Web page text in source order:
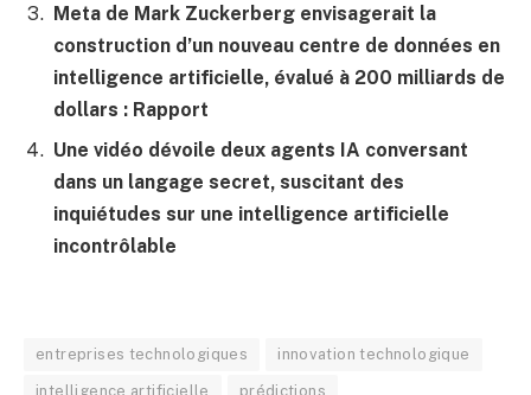
Meta de Mark Zuckerberg envisagerait la
construction d’un nouveau centre de données en
intelligence artificielle, évalué à 200 milliards de
dollars : Rapport
Une vidéo dévoile deux agents IA conversant
dans un langage secret, suscitant des
inquiétudes sur une intelligence artificielle
incontrôlable
entreprises technologiques innovation technologique
intelligence artificielle prédictions